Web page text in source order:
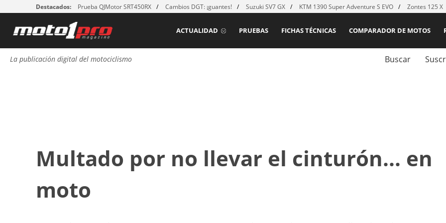
Destacados: Prueba QJMotor SRT450RX Cambios DGT: ¡guantes! Suzuki SV7 GX KTM 1390 Super Adventure S EVO Zontes 125 X
COMPARADOR DE MOTOS
FICHAS TÉCNICAS
PRUEBAS
ACTUALIDAD
La publicación digital del motociclismo Buscar
Multado por no llevar el cinturón... en
moto